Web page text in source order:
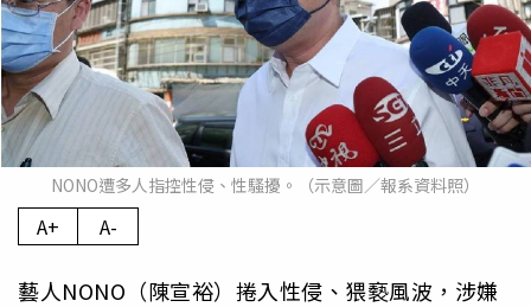
NONO遭多人指控性侵、性騷擾。（示意圖／報系資料照）
A+ A-
藝人NONO（陳宣裕）捲入性侵、猥褻風波，涉嫌